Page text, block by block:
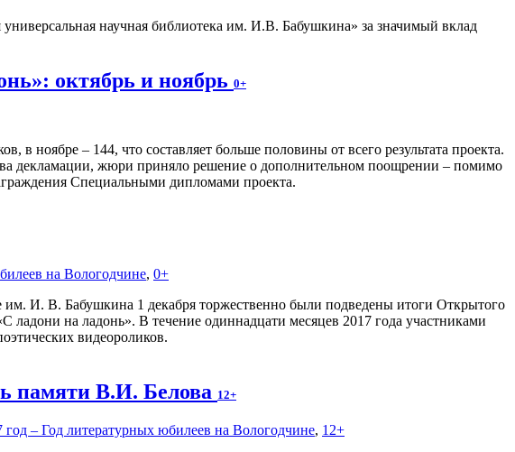
научная библиотека им. И.В. Бабушкина» за значимый вклад
октябрь и ноябрь 0+
в ноябре – 144, что составляет больше половины от всего результата проекта.
декламации, жюри приняло решение о дополнительном поощрении – помимо
Специальными дипломами проекта.
на Вологодчине, 0+
им. И. В. Бабушкина 1 декабря торжественно были подведены итоги Открытого
ладони на ладонь». В течение одиннадцати месяцев 2017 года участниками
видеороликов.
памяти В.И. Белова 12+
год – Год литературных юбилеев на Вологодчине, 12+